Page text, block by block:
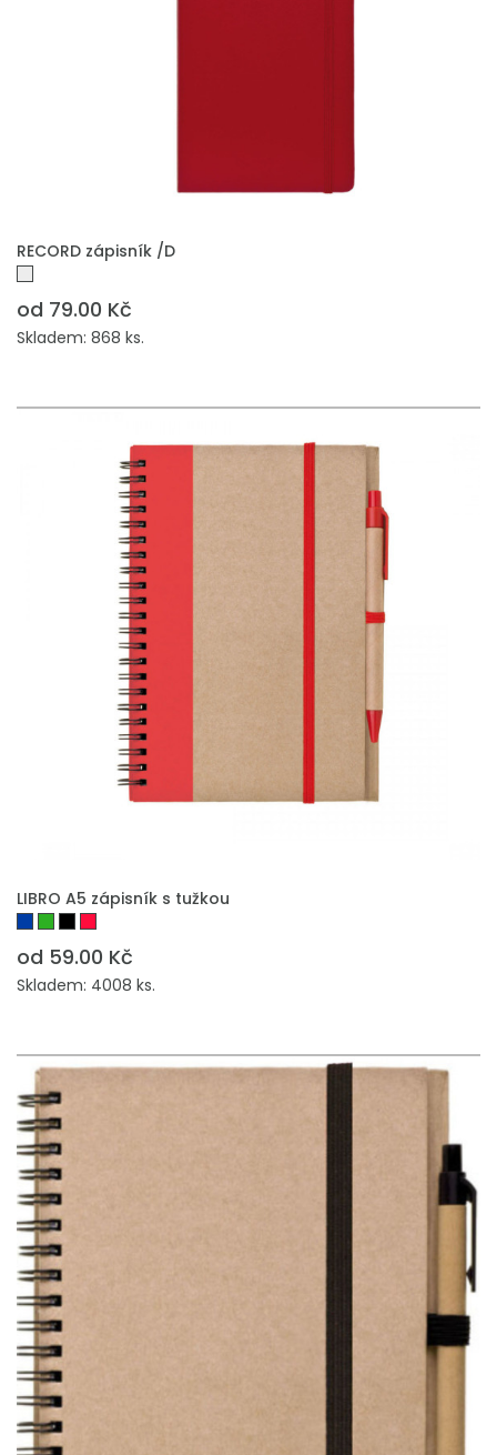
RECORD zápisník /D
od 79.00 Kč
Skladem: 868 ks.
LIBRO A5 zápisník s tužkou
od 59.00 Kč
Skladem: 4008 ks.